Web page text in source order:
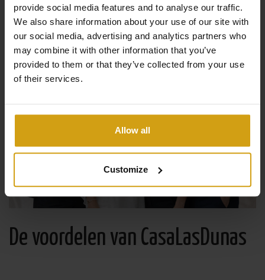
provide social media features and to analyse our traffic.
We also share information about your use of our site with
our social media, advertising and analytics partners who
may combine it with other information that you’ve
provided to them or that they’ve collected from your use
of their services.
Allow all
Customize
De voordelen van CasaLasDunas